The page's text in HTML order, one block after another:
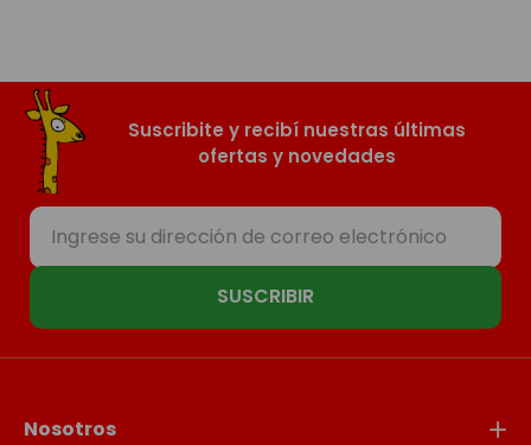
Suscribite y recibí nuestras últimas
ofertas y novedades
SUSCRIBIR
Nosotros